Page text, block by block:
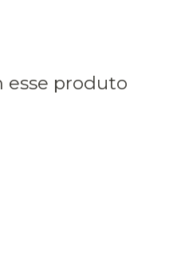
esse produto